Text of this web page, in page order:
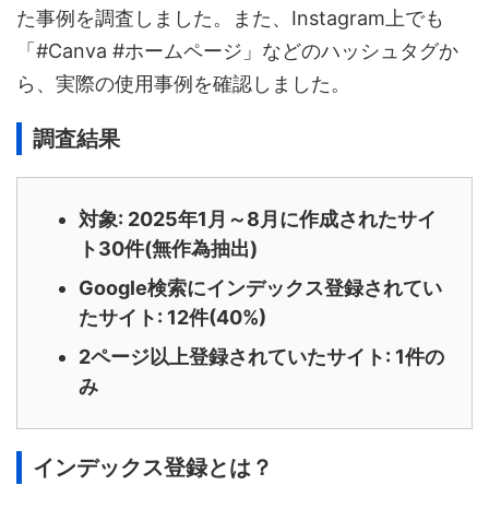
た事例を調査しました。また、Instagram上でも
「#Canva #ホームページ」などのハッシュタグか
ら、実際の使用事例を確認しました。
調査結果
対象: 2025年1月～8月に作成されたサイ
ト30件(無作為抽出)
Google検索にインデックス登録されてい
たサイト: 12件(40%)
2ページ以上登録されていたサイト: 1件の
み
インデックス登録とは？